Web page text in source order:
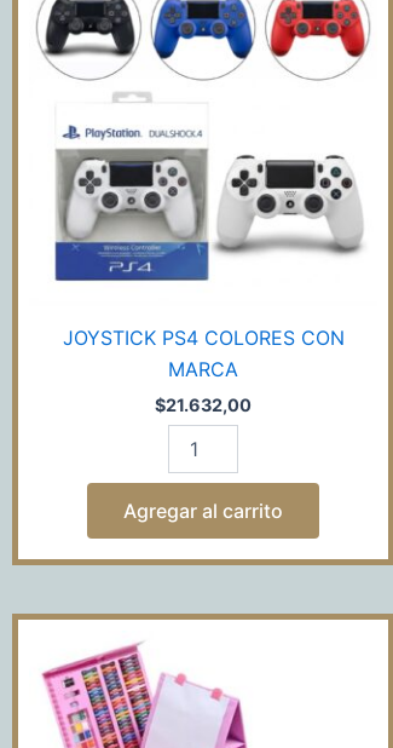
JOYSTICK PS4 COLORES CON
MARCA
$21.632,00
COLORES
CON
MARCA
cantidad
Agregar al carrito
ARTE